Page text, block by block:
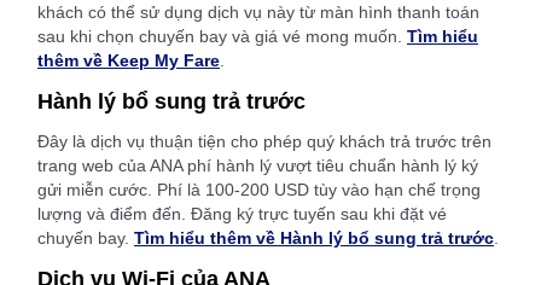
khách có thể sử dụng dịch vụ này từ màn hình thanh toán
sau khi chọn chuyến bay và giá vé mong muốn. Tìm hiểu
thêm về Keep My Fare.
Hành lý bổ sung trả trước
Đây là dịch vụ thuận tiện cho phép quý khách trả trước trên
trang web của ANA phí hành lý vượt tiêu chuẩn hành lý ký
gửi miễn cước. Phí là 100-200 USD tùy vào hạn chế trọng
lượng và điểm đến. Đăng ký trực tuyến sau khi đặt vé
chuyến bay. Tìm hiểu thêm về Hành lý bổ sung trả trước.
Dịch vụ Wi-Fi của ANA